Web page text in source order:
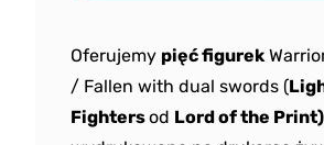
Oferujemy pięć figurek
/ Fallen with dual swords (
Fightersod Lord of the Print)